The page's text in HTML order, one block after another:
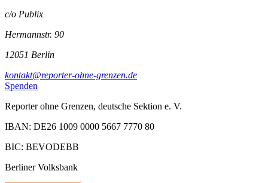
c/o Publix
Hermannstr. 90
12051 Berlin
kontakt@reporter-ohne-grenzen.de
Spenden
Reporter ohne Grenzen, deutsche Sektion e. V.
IBAN: DE26 1009 0000 5667 7770 80
BIC: BEVODEBB
Berliner Volksbank